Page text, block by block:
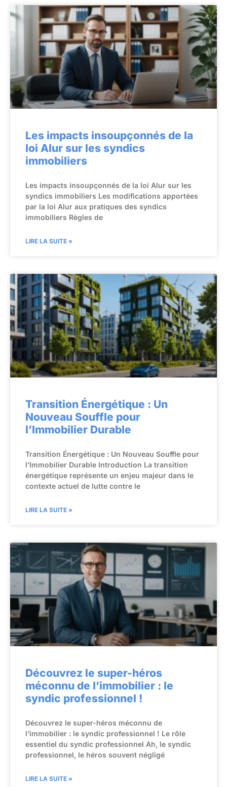
Les impacts insoupçonnés de la
loi Alur sur les syndics
immobiliers
Les impacts insoupçonnés de la loi Alur sur les
syndics immobiliers Les modifications apportées
par la loi Alur aux pratiques des syndics
immobiliers Règles de
LIRE LA SUITE »
Transition Énergétique : Un
Nouveau Souffle pour
l’Immobilier Durable
Transition Énergétique : Un Nouveau Souffle pour
l’Immobilier Durable Introduction La transition
énergétique représente un enjeu majeur dans le
contexte actuel de lutte contre le
LIRE LA SUITE »
Découvrez le super-héros
méconnu de l’immobilier : le
syndic professionnel !
Découvrez le super-héros méconnu de
l’immobilier : le syndic professionnel ! Le rôle
essentiel du syndic professionnel Ah, le syndic
professionnel, le héros souvent négligé
LIRE LA SUITE »